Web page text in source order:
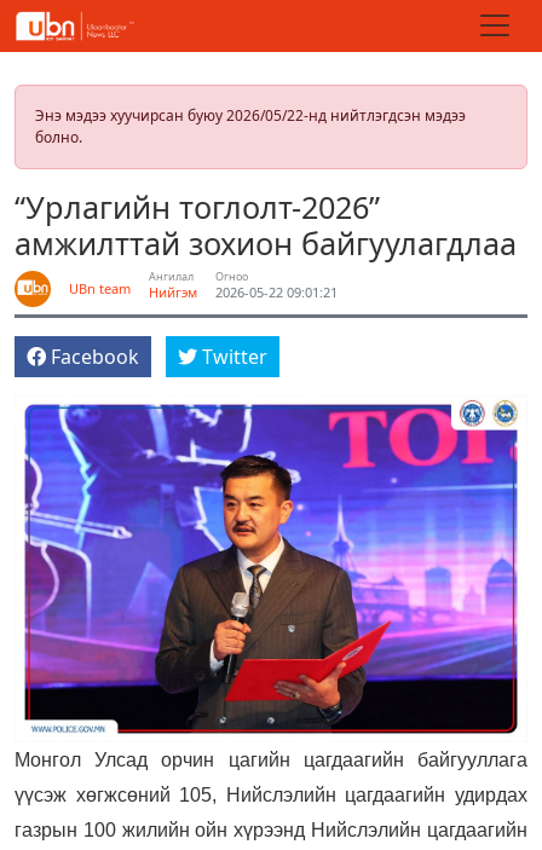
Энэ мэдээ хуучирсан буюу 2026/05/22-нд нийтлэгдсэн мэдээ
болно.
“Урлагийн тоглолт-2026”
амжилттай зохион байгуулагдлаа
UBn team
Ангилал
Нийгэм
Огноо
2026-05-22 09:01:21
Facebook Twitter
Монгол Улсад орчин цагийн цагдаагийн байгууллага
үүсэж хөгжсөний 105, Нийслэлийн цагдаагийн удирдах
газрын 100 жилийн ойн хүрээнд Нийслэлийн цагдаагийн